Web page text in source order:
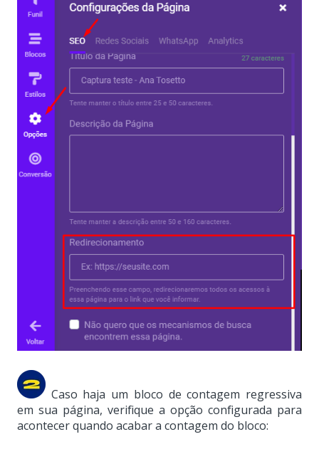
Caso haja um bloco de contagem regressiva
em sua página, verifique a opção configurada para
acontecer quando acabar a contagem do bloco: